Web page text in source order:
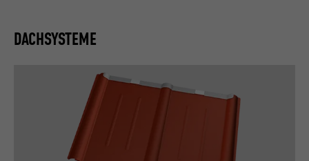
DACHSYSTEME